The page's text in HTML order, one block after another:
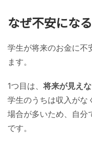
なぜ不安にな
学生が将来のお金に不
ます。
1つ目は、将来が見え
学生のうちは収入がな
場合が多いため、自分
です。